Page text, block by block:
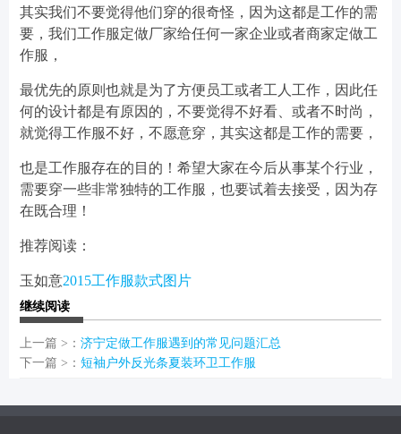
其实我们不要觉得他们穿的很奇怪，因为这都是工作的需
要，我们工作服定做厂家给任何一家企业或者商家定做工
作服，
最优先的原则也就是为了方便员工或者工人工作，因此任
何的设计都是有原因的，不要觉得不好看、或者不时尚，
就觉得工作服不好，不愿意穿，其实这都是工作的需要，
也是工作服存在的目的！希望大家在今后从事某个行业，
需要穿一些非常独特的工作服，也要试着去接受，因为存
在既合理！
推荐阅读：
玉如意2015工作服款式图片
继续阅读
上一篇 >： 济宁定做工作服遇到的常见问题汇总
下一篇 >： 短袖户外反光条夏装环卫工作服